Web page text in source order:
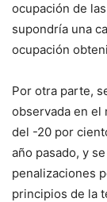
ocupación de
supondría una
ocupación
Por otra parte,
observada en el
del -20 por
año pasado, y
penalizaciones
principios de la